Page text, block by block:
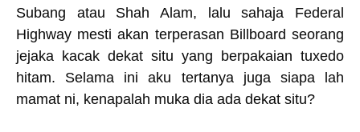
Subang atau Shah Alam, lalu sahaja Federal
Highway mesti akan terperasan Billboard seorang
jejaka kacak dekat situ yang berpakaian tuxedo
hitam. Selama ini aku tertanya juga siapa lah
mamat ni, kenapalah muka dia ada dekat situ?